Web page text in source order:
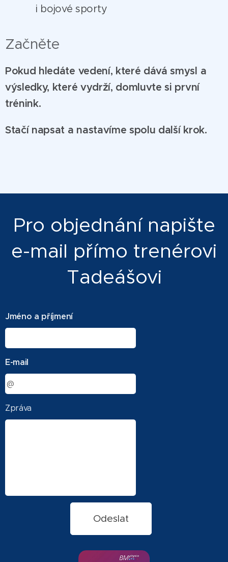
i bojové sporty
Začněte
Pokud hledáte vedení, které dává smysl a
výsledky, které vydrží, domluvte si první
trénink.
Stačí napsat a nastavíme spolu další krok.
Pro objednání napište
e-mail přímo trenérovi
Tadeášovi
Jméno a příjmení
E-mail
Zpráva
Odeslat